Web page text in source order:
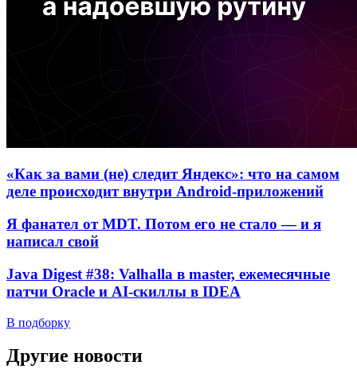
«Как за вами (не) следит Яндекс»: что на самом
деле происходит внутри Android-приложений
Я фанател от MDT. Потом его не стало — и я
написал свой
Java Digest #38: Valhalla в master, ежемесячные
патчи Oracle и AI-скиллы в IDEA
В подборку
Другие новости